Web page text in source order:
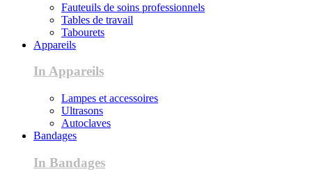
Fauteuils de soins professionnels
Tables de travail
Tabourets
Appareils
In Appareils
Lampes et accessoires
Ultrasons
Autoclaves
Bandages
In Bandages